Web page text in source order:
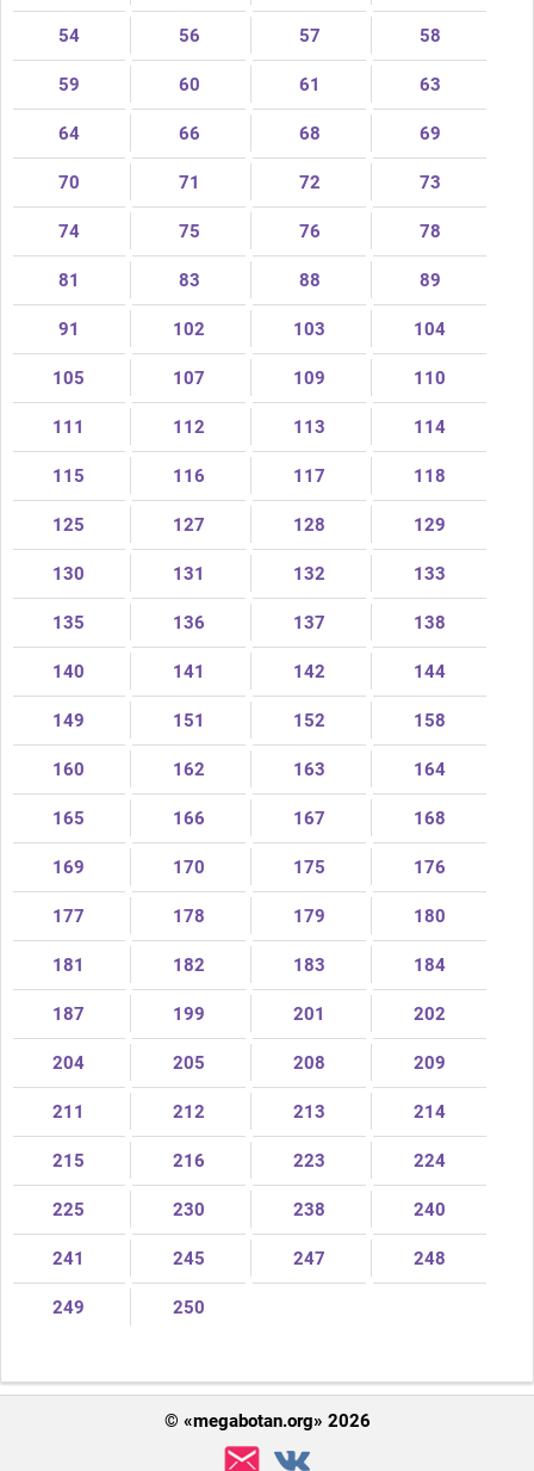
54 56 57 58
59 60 61 63
64 66 68 69
70 71 72 73
74 75 76 78
81 83 88 89
91 102 103 104
105 107 109 110
111 112 113 114
115 116 117 118
125 127 128 129
130 131 132 133
135 136 137 138
140 141 142 144
149 151 152 158
160 162 163 164
165 166 167 168
169 170 175 176
177 178 179 180
181 182 183 184
187 199 201 202
204 205 208 209
211 212 213 214
215 216 223 224
225 230 238 240
241 245 247 248
249 250
© «megabotan.org» 2026